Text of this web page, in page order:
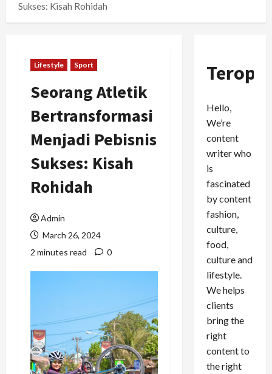
Sukses: Kisah Rohidah
Lifestyle Sport
Seorang Atletik
Bertransformasi
Menjadi Pebisnis
Sukses: Kisah
Rohidah
Admin
March 26, 2024
2 minutes read
0
Hello,
We’re
content
writer who
is
fascinated
by content
fashion,
culture,
food,
culture and
lifestyle.
We helps
clients
bring the
right
content to
the right